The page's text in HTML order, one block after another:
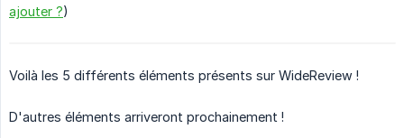
ajouter ?)
Voilà les 5 différents éléments présents sur WideReview !
D'autres éléments arriveront prochainement !